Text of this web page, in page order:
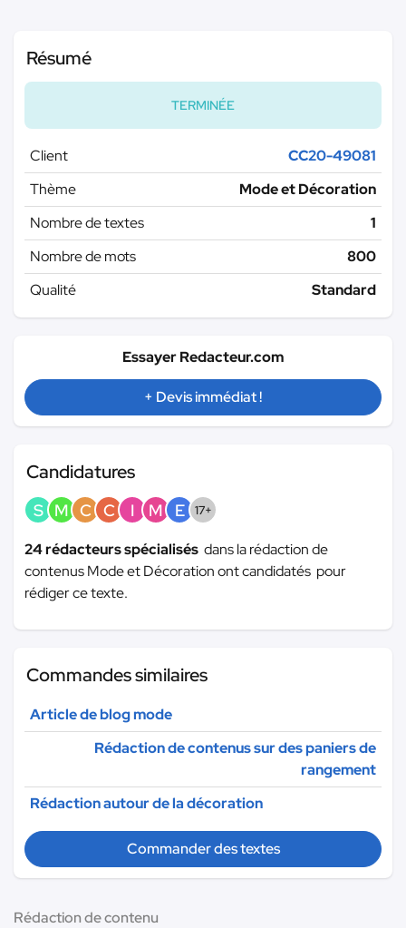
Résumé
TERMINÉE
Client
CC20-49081
Thème
Mode et Décoration
Nombre de textes
1
Nombre de mots
800
Qualité
Standard
Essayer Redacteur.com
+ Devis immédiat !
Candidatures
S M C C I M E 17+
24 rédacteurs spécialisés dans la rédaction de
contenus Mode et Décoration ont candidatés pour
rédiger ce texte.
Commandes similaires
Article de blog mode
Rédaction de contenus sur des paniers de
rangement
Rédaction autour de la décoration
Commander des textes
Rédaction de contenu